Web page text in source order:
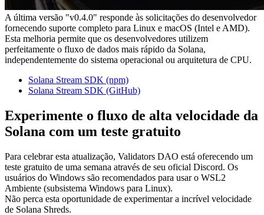
A última versão "v0.4.0" responde às solicitações do desenvolvedor
fornecendo suporte completo para Linux e macOS (Intel e AMD).
Esta melhoria permite que os desenvolvedores utilizem
perfeitamente o fluxo de dados mais rápido da Solana,
independentemente do sistema operacional ou arquitetura de CPU.
Solana Stream SDK (npm)
Solana Stream SDK (GitHub)
Experimente o fluxo de alta velocidade da
Solana com um teste gratuito
Para celebrar esta atualização, Validators DAO está oferecendo um
teste gratuito de uma semana através de seu oficial Discord. Os
usuários do Windows são recomendados para usar o WSL2
Ambiente (subsistema Windows para Linux).
Não perca esta oportunidade de experimentar a incrível velocidade
de Solana Shreds.